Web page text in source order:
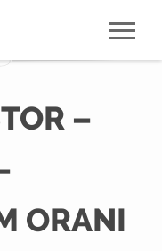
–
ORANI